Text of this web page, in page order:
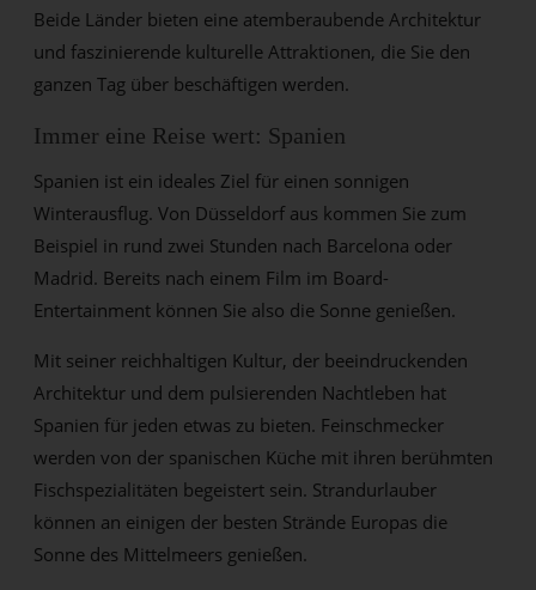
Beide Länder bieten eine atemberaubende Architektur
und faszinierende kulturelle Attraktionen, die Sie den
ganzen Tag über beschäftigen werden.
Immer eine Reise wert: Spanien
Spanien ist ein ideales Ziel für einen sonnigen
Winterausflug. Von Düsseldorf aus kommen Sie zum
Beispiel in rund zwei Stunden nach Barcelona oder
Madrid. Bereits nach einem Film im Board-
Entertainment können Sie also die Sonne genießen.
Mit seiner reichhaltigen Kultur, der beeindruckenden
Architektur und dem pulsierenden Nachtleben hat
Spanien für jeden etwas zu bieten. Feinschmecker
werden von der spanischen Küche mit ihren berühmten
Fischspezialitäten begeistert sein. Strandurlauber
können an einigen der besten Strände Europas die
Sonne des Mittelmeers genießen.